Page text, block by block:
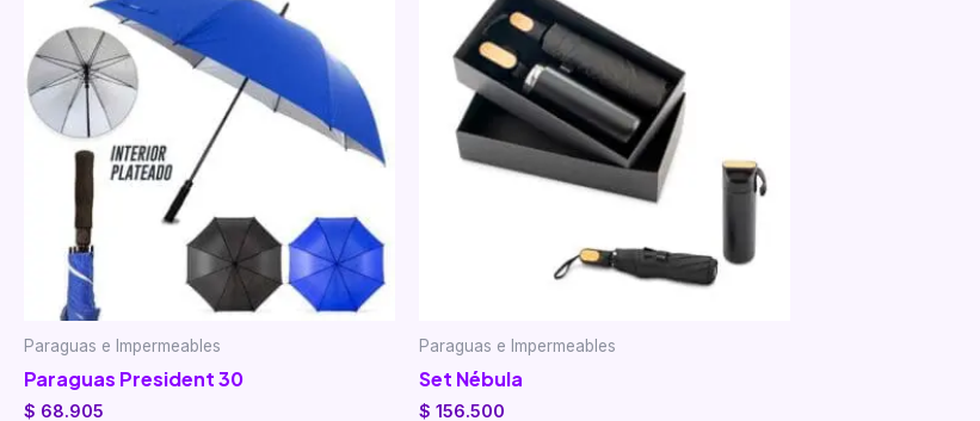
Paraguas e Impermeables
Paraguas President 30
$ 68.905
Paraguas e Impermeables
Set Nébula
$ 156.500